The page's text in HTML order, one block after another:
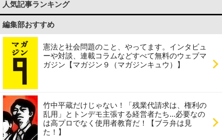
人気記事ランキング
編集部おすすめ
憲法と社会問題のこと、やってます。インタビュ
ーや対談、連載コラムなどすべて無料のウェブマ
ガジン【マガジン９（マガジンキュウ）】
竹中平蔵だけじゃない！「残業代請求は、権利の
乱用」とトンデモ主張する経営者たち...必要なの
は高プロでなく使用者教育だ！【ブラ弁は見
た！】